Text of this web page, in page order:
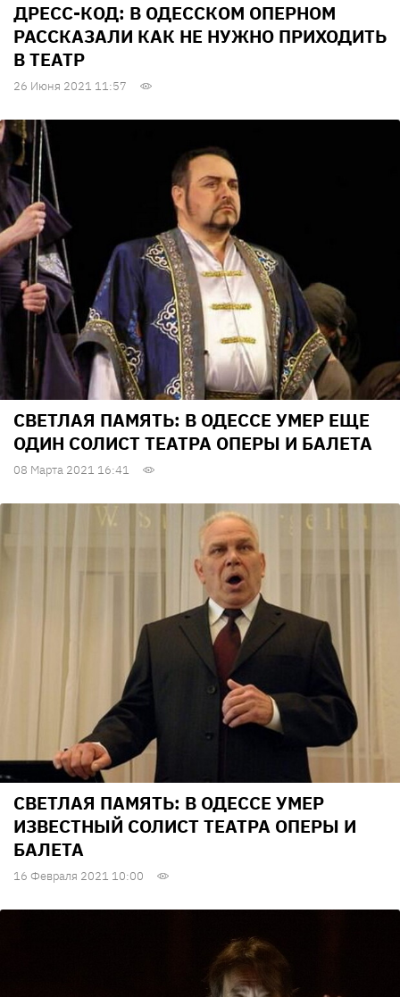
ДРЕСС-КОД: В ОДЕССКОМ ОПЕРНОМ
РАССКАЗАЛИ КАК НЕ НУЖНО ПРИХОДИТЬ
В ТЕАТР
26 Июня 2021 11:57
СВЕТЛАЯ ПАМЯТЬ: В ОДЕССЕ УМЕР ЕЩЕ
ОДИН СОЛИСТ ТЕАТРА ОПЕРЫ И БАЛЕТА
08 Марта 2021 16:41
СВЕТЛАЯ ПАМЯТЬ: В ОДЕССЕ УМЕР
ИЗВЕСТНЫЙ СОЛИСТ ТЕАТРА ОПЕРЫ И
БАЛЕТА
16 Февраля 2021 10:00